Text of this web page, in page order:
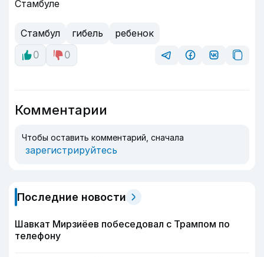
Стамбуле
Стамбул гибель
ребенок
0
0
Комментарии
Чтобы оставить комментарий, сначала
зарегистрируйтесь
Последние новости
Шавкат Мирзиёев побеседовал с Трампом по
телефону